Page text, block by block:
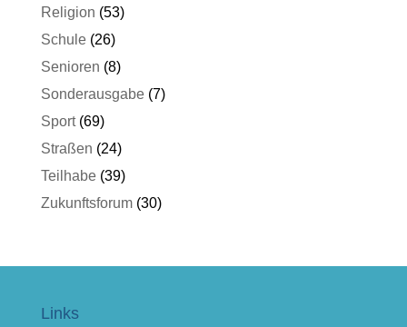
Religion (53)
Schule(26)
Senioren (8)
Sonderausgabe(7)
Sport(69)
Straßen (24)
Teilhabe(39)
Zukunftsforum(30)
Links